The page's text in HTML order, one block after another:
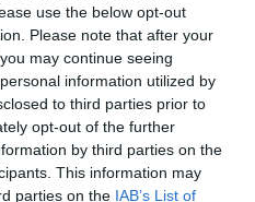
use the below opt-out
Please note that after your
may continue seeing
information utilized by
to third parties prior to
opt-out of the further
by third parties on the
This information may
parties on the IAB’s List of
ayuda a establecer un
para todos los
de la regulación es la
como el lavado de
ilegales. Para